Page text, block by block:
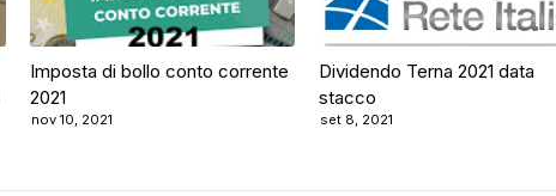
Imposta di bollo conto corrente
2021
nov 10, 2021
Dividendo Terna 2021 data
stacco
set 8, 2021